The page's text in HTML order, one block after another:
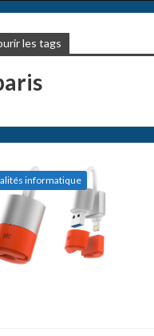
les tags
informatique